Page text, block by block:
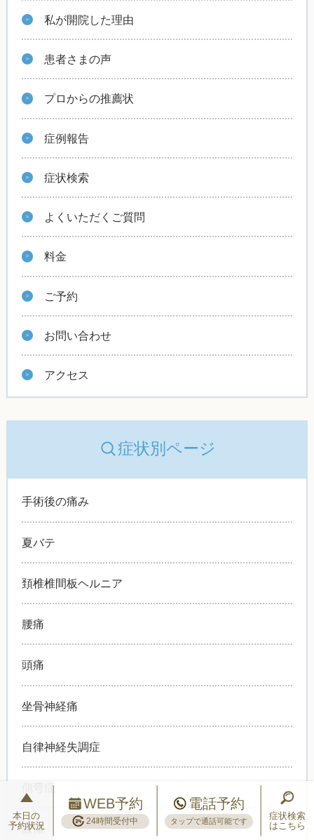
私が開院した理由
患者さまの声
プロからの推薦状
症例報告
症状検索
よくいただくご質問
料金
ご予約
お問い合わせ
アクセス
症状別ページ
手術後の痛み
夏バテ
頚椎椎間板ヘルニア
腰痛
頭痛
坐骨神経痛
自律神経失調症
側弯症
膝痛
本日の
予約状況
WEB予約
24時間受付中
電話予約
タップで通話可能です
症状検索
はこちら